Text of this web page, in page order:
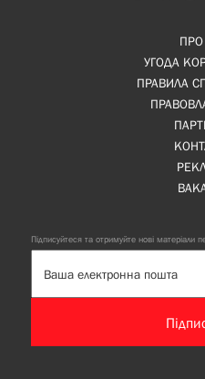
УГОДА
ПРАВИЛА
Підписуйтеся та отримуйте нові матеріали